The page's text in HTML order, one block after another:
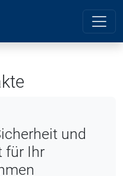
und
für Ihr